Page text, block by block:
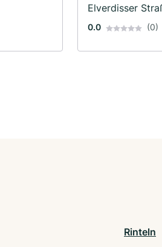
Elverdisser
0.0 (0)
Rinteln